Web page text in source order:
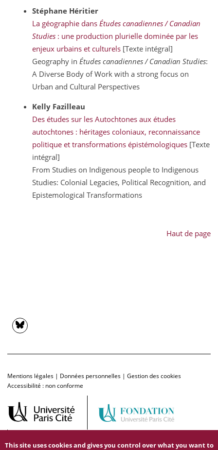
Stéphane Héritier
La géographie dansÉtudes canadiennes / Canadian
Studies : une production plurielle dominée par les
enjeux urbains et culturels [Texte intégral]
Geography inÉtudes canadiennes / Canadian Studies:
A Diverse Body of Work with a strong focus on
Urban and Cultural Perspectives
Kelly Fazilleau
Des études sur les Autochtones aux études
autochtones : héritages coloniaux, reconnaissance
politique et transformations épistémologiques [Texte
intégral]
From Studies on Indigenous people to Indigenous
Studies: Colonial Legacies, Political Recognition, and
Epistemological Transformations
Haut de page
Mentions légales | Données personnelles | Gestion des cookies
Accessibilité : non conforme
This site uses cookies and gives you control over what you want to